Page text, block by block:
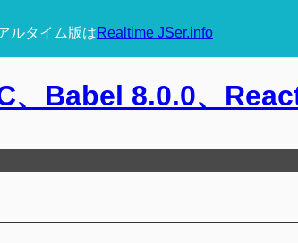
ルタイム版はRealtime JSer.info
、Babel 8.0.0、